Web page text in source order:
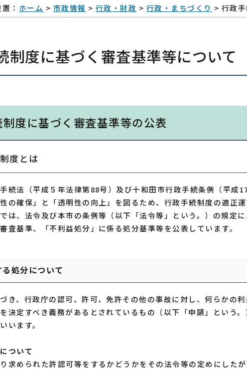
： ホーム > 市政情報 > 行政・財政 > 行政・まちづくり > 行政
制度に基づく審査基準等について
度に基づく審査基準等の公表
度とは
続法（平成５年法律第88号）及び十和田市行政手続条例（平成
の確保」と「透明性の向上」を図るため、行政手続制度の適正運
は、法令及び本市の条例等（以下「法令等」という。）の規定
査基準、「不利益処分」に係る処分基準等を公表しています。
処分について
き、行政庁の認可、許可、免許その他の事故に対し、何らかの
決定すべき義務があるとされているもの（以下「申請」という
います。
ついて
求められた許認可等をするかどうかをその法令等の定めにしたが